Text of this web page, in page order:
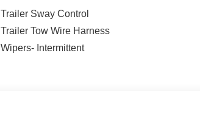
Trailer Sway Control
Trailer Tow Wire Harness
Wipers- Intermittent